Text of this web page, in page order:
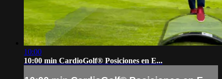
10:00
10:00 min CardioGolf® Posiciones en E...